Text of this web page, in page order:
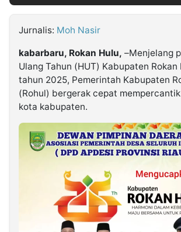
Kabarbaru.co
2026
Kabarbaru
Jurnalis: Moh Nasir
kabarbaru, Rokan Hulu, –Menjelang
Ulang Tahun (HUT) Kabupaten Rokan
tahun 2025, Pemerintah Kabupaten
(Rohul) bergerak cepat
kota kabupaten.